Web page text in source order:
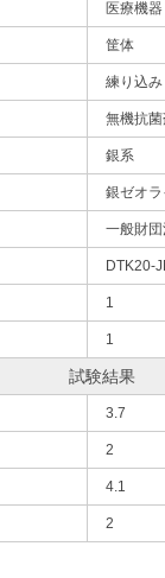
医療機器
筐体
練り込み
無機抗
銀系
銀ゼオ
一般財
DTK20-
1
1
試験結果
3.7
2
4.1
2